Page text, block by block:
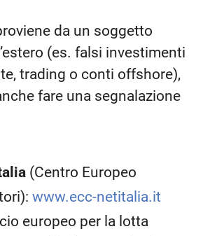
da un soggetto
(es. falsi investimenti
trading o conti offshore),
fare una segnalazione
(Centro Europeo
www.ecc-netitalia.it
europeo per la lotta